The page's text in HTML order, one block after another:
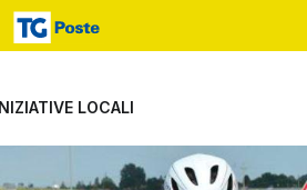
LOCALI